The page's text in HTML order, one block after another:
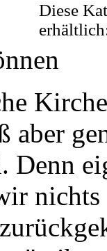
Diese
aber
Denn